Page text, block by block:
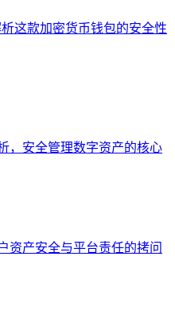
这款加密货币钱包的安全性
，安全管理数字资产的核心
资产安全与平台责任的拷问